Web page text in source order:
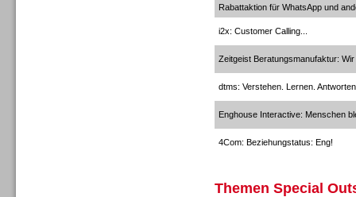
Rabattaktion für WhatsApp und
i2x: Customer Calling...
Zeitgeist Beratungsmanufaktur:
dtms: Verstehen. Lernen. Antworten
Enghouse Interactive: Menschen
4Com: Beziehungstatus: Eng!
Themen Special